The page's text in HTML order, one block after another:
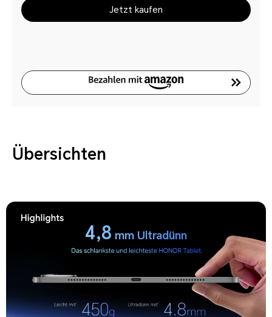
Jetzt kaufen
Übersichten
4,8 mm Ultradünn